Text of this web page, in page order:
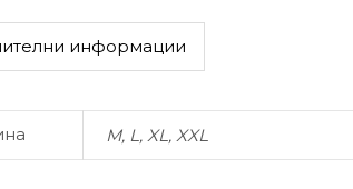
информации
M, L, XL, XXL